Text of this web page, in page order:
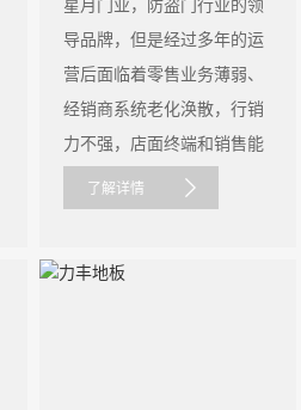
导品牌，但是经过多年的运
营后面临着零售业务薄弱、
经销商系统老化涣散，行销
力不强，店面终端和销售能
力退化等......
了解详情